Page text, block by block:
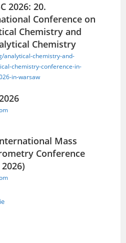
2026: 20.
Conference on
Chemistry and
Chemistry
analytical-chemistry-and-
chemistry-conference-in-
in-warsaw
Mass
Conference